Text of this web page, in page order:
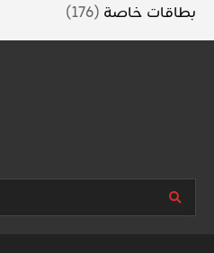
بطاقات خاصة (176)